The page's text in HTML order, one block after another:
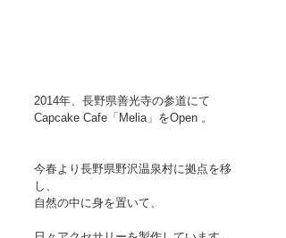
2014年、長野県善光寺の参道にて
Capcake Cafe「Melia」をOpen 。
今春より長野県野沢温泉村に拠点を移
し、
自然の中に身を置いて、